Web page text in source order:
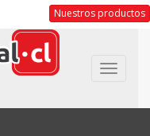
Nuestros productos
Toggle